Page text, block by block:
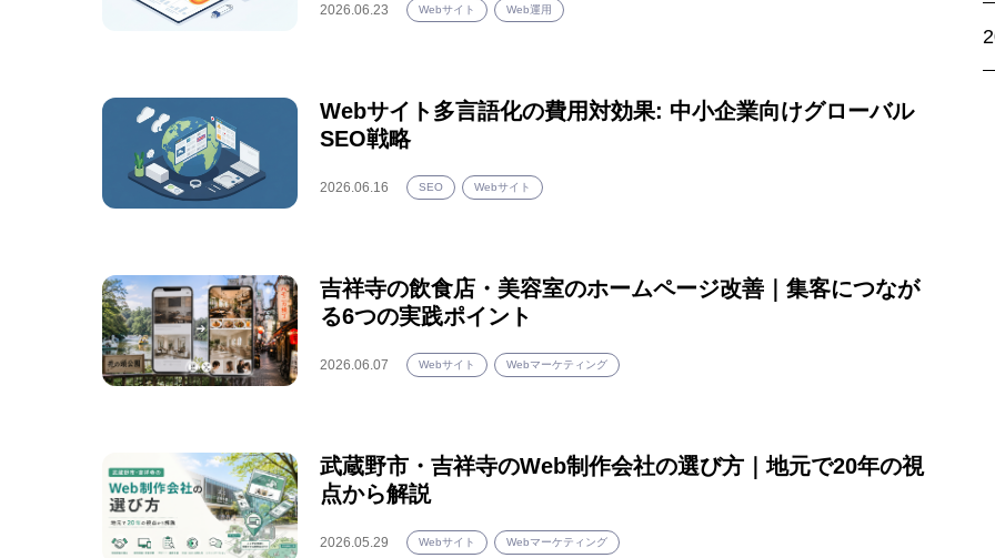
2026.06.23 Webサイト Web運用
Webサイト多言語化の費用対効果: 中小企業向けグローバル
SEO戦略
2026.06.16 SEO Webサイト
吉祥寺の飲食店・美容室のホームページ改善｜集客につなが
る6つの実践ポイント
2026.06.07 Webサイト Webマーケティング
武蔵野市・吉祥寺のWeb制作会社の選び方｜地元で20年の視
点から解説
2026.05.29 Webサイト Webマーケティング